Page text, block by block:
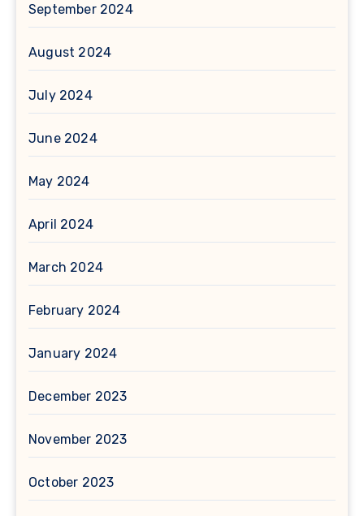
September 2024
August 2024
July 2024
June 2024
May 2024
April 2024
March 2024
February 2024
January 2024
December 2023
November 2023
October 2023